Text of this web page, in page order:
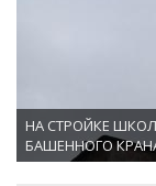
НА СТРОЙКЕ
БАШЕННОГО